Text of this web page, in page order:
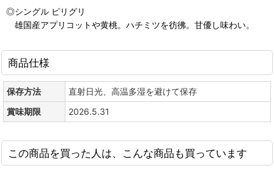
◎シングル ピリグリ
雄国産アプリコットや黄桃。ハチミツを彷彿。甘優し味わい。
商品仕様
保存方法
直射日光、高温多湿を避けて保存
賞味期限
2026.5.31
この商品を買った人は、こんな商品も買っています